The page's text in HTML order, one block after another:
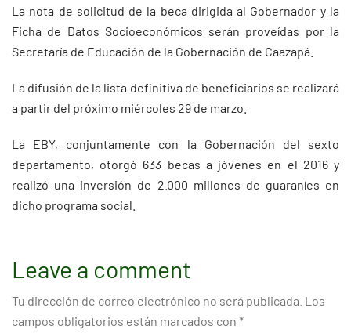
La nota de solicitud de la beca dirigida al Gobernador y la
Ficha de Datos Socioeconómicos serán proveídas por la
Secretaría de Educación de la Gobernación de Caazapá.
La difusión de la lista definitiva de beneficiarios se realizará
a partir del próximo miércoles 29 de marzo.
La EBY, conjuntamente con la Gobernación del sexto
departamento, otorgó 633 becas a jóvenes en el 2016 y
realizó una inversión de 2.000 millones de guaraníes en
dicho programa social.
Leave a comment
Tu dirección de correo electrónico no será publicada. Los
campos obligatorios están marcados con *